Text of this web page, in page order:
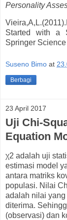
Personality
Started with a
Springer Science
Suseno Bimo at
Berbagi
23 April 2017
Uji Chi-
Equation
χ2 adalah uji
estimasi model
antara matriks
populasi. Nilai
adalah nilai
diterima.
(observasi) dan